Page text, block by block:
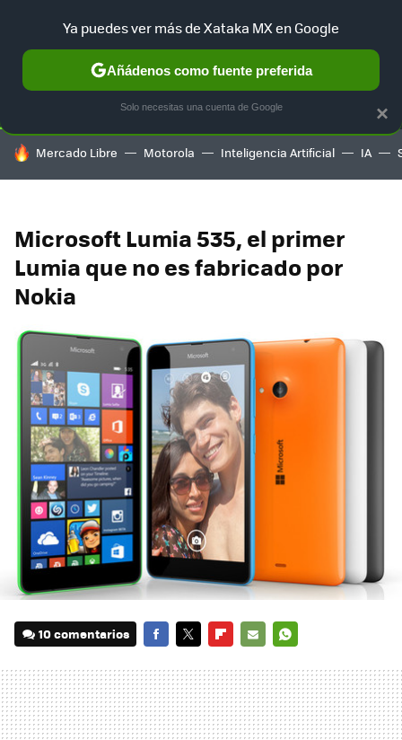
SELECCIÓN GAMING HOME AUTO TERRITORIO
HOY SE HABLA DE
Mercado Libre Motorola Inteligencia Artificial IA
Microsoft Lumia 535, el primer
Lumia que no es fabricado por
Nokia
10 comentarios
MAIL
×
Ya puedes ver más de Xataka MX en Google
Añádenos como fuente preferida
Solo necesitas una cuenta de Google